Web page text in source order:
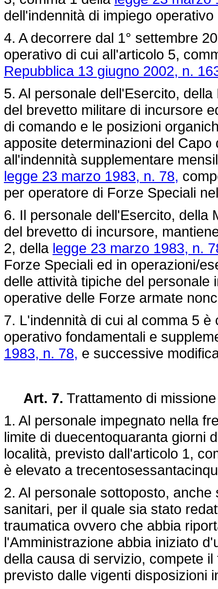
dell'indennità di impiego operativo
4. A decorrere dal 1° settembre
operativo di cui all'articolo 5,
Repubblica 13 giugno 2002, n.
5. Al personale dell'Esercito,
del brevetto militare di incursore
di comando e le posizioni
apposite determinazioni del
all'indennità supplementare
legge 23 marzo 1983, n. 78,
per operatore di Forze Speciali
6. Il personale dell'Esercito, della
del brevetto di incursore,
2, della legge 23 marzo 1983, n.
Forze Speciali ed in operazioni/
delle attività tipiche del
operative delle Forze armate
7. L'indennità di cui al comma 5
operativo fondamentali e
1983, n. 78, e successive
Art. 7. Trattamento di missione
1. Al personale impegnato nella
limite di duecentoquaranta giorni
località, previsto dall'articolo 1,
è elevato a
2. Al personale sottoposto,
sanitari, per il quale sia stato
traumatica ovvero che abbia
l'Amministrazione abbia iniziato
della causa di servizio, compete
previsto dalle vigenti disposizioni